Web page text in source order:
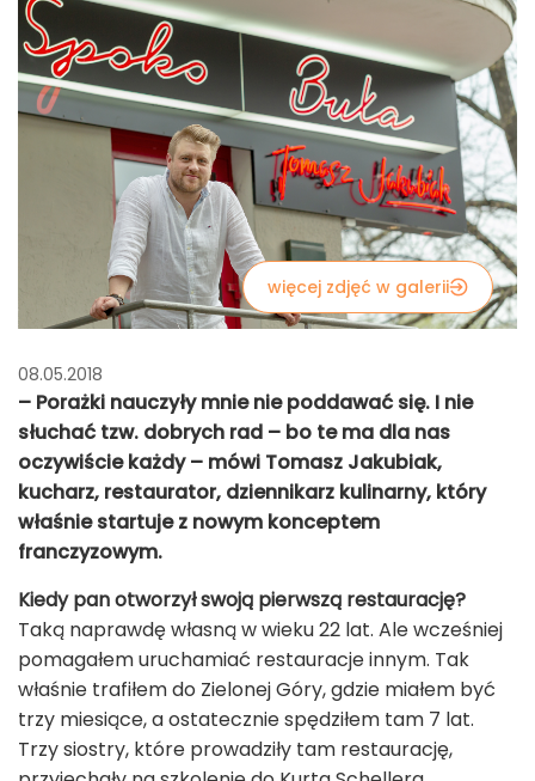
więcej zdjęć w galerii
08.05.2018
– Porażki nauczyły mnie nie poddawać się. I nie
słuchać tzw. dobrych rad – bo te ma dla nas
oczywiście każdy – mówi Tomasz Jakubiak,
kucharz, restaurator, dziennikarz kulinarny, który
właśnie startuje z nowym konceptem
franczyzowym.
Kiedy pan otworzył swoją pierwszą restaurację?
Taką naprawdę własną w wieku 22 lat. Ale wcześniej
pomagałem uruchamiać restauracje innym. Tak
właśnie trafiłem do Zielonej Góry, gdzie miałem być
trzy miesiące, a ostatecznie spędziłem tam 7 lat.
Trzy siostry, które prowadziły tam restaurację,